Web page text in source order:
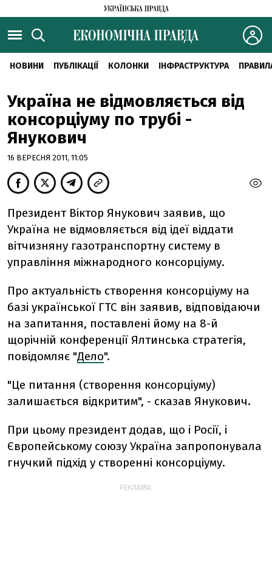
НОВИНИ ПУБЛІКАЦІЇ КОЛОНКИ ІНФРАСТРУКТУРА
Україна не відмовляється від
консорціуму по трубі -
Янукович
16 ВЕРЕСНЯ 2011, 11:05
Президент Віктор Янукович заявив, що
Україна не відмовляється від ідеї віддати
вітчизняну газотранспортну систему в
управління міжнародного консорціуму.
Про актуальність створення консорціуму на
базі української ГТС він заявив, відповідаючи
на запитання, поставлені йому на 8-й
щорічній конференції Ялтинська стратегія,
повідомляє "Дело".
"Це питання (створення консорціуму)
залишається відкритим", - сказав Янукович.
При цьому президент додав, що і Росії, і
Європейському союзу Україна запропонувала
гнучкий підхід у створенні консорціуму.
РЕКЛАМА: